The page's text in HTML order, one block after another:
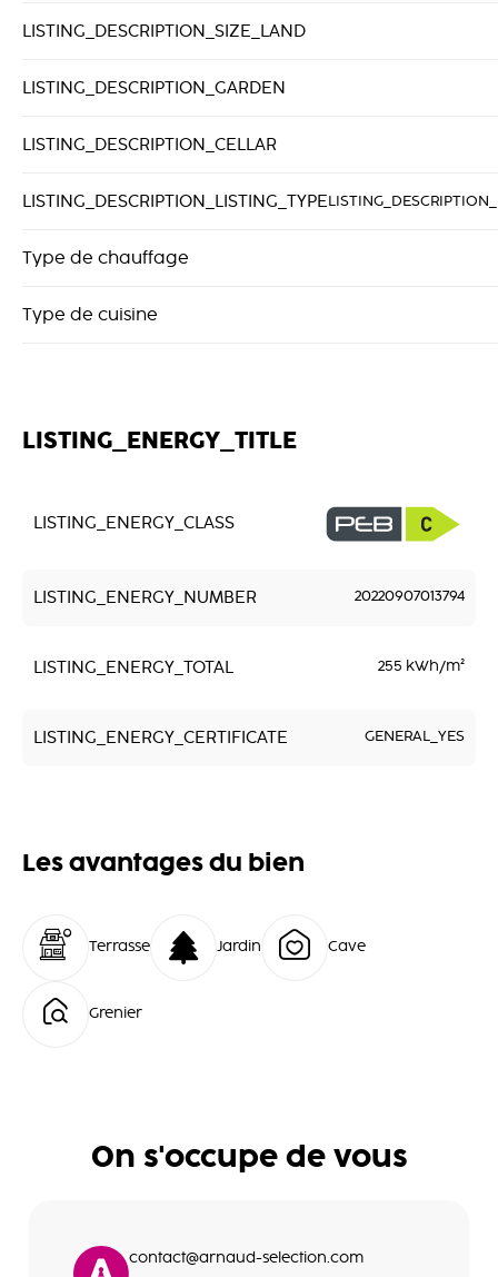
LISTING_DESCRIPTION_SIZE_LAND
LISTING_DESCRIPTION_GARDEN
LISTING_DESCRIPTION_CELLAR
LISTING_DESCRIPTION_LISTING_TYPE
Type de chauffage
Type de cuisine
LISTING_ENERGY_TITLE
LISTING_ENERGY_CLASS
LISTING_ENERGY_NUMBER 20220907013794
LISTING_ENERGY_TOTAL 255 kWh/m²
LISTING_ENERGY_CERTIFICATE GENERAL_YES
Les avantages du bien
Terrasse Jardin Cave
Grenier
On s'occupe de vous
contact@arnaud-selection.com